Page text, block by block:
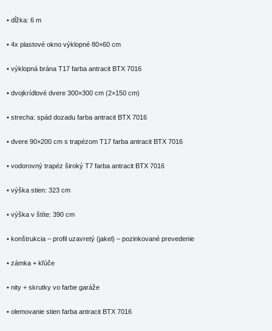
• dĺžka: 6 m
• 4x plastové okno výklopné 80×60 cm
• výklopná brána T17 farba antracit BTX 7016
• dvojkrídlové dvere 300×300 cm (2×150 cm)
• strecha: spád dozadu farba antracit BTX 7016
• dvere 90×200 cm s trapézom T17 farba antracit BTX 7016
• vodorovný trapéz široký T7 farba antracit BTX 7016
• výška stien: 323 cm
• výška v štíte: 390 cm
• konštrukcia – profil uzavretý (jakel) – pozinkované prevedenie
• zámka + kľúče
• nity + skrutky vo farbe garáže
• olemovanie stien farba antracit BTX 7016